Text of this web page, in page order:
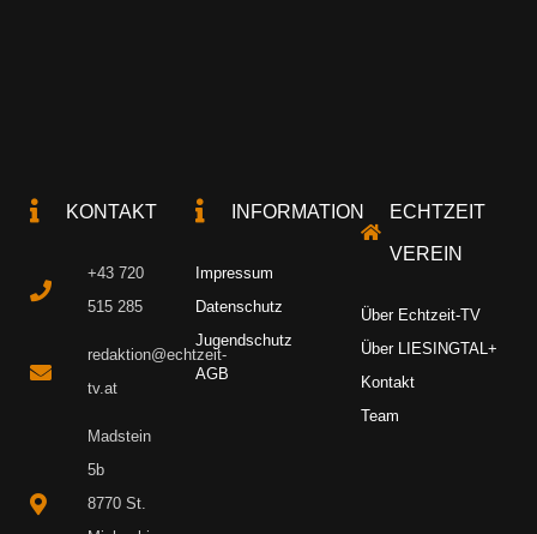
KONTAKT
+43 720
515 285
redaktion@echtzeit-
tv.at
Madstein
5b
8770 St.
INFORMATION
Impressum
Datenschutz
Jugendschutz
AGB
ECHTZEIT
VEREIN
Über Echtzeit-TV
Über LIESINGTAL+
Kontakt
Team